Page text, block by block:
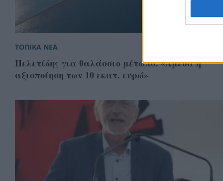
ΤΟΠΙΚΑ ΝΕΑ
Πελετίδης για θαλάσσιο μέτωπο: «Άμεσα η
αξιοποίηση των 10 εκατ. ευρώ»